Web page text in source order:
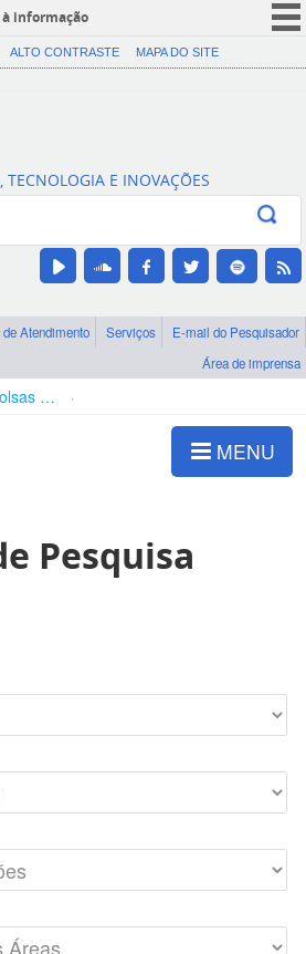
à informação
CORONAVÍRUS (COVID-19)
Canais
ALTO CONTRASTE MAPA DO SITE
E INOVAÇÕES
Atendimento Serviços
E-mail do Pesquisador
Área de imprensa
Bolsas e Auxílios Vigentes
MENU
Pesquisa